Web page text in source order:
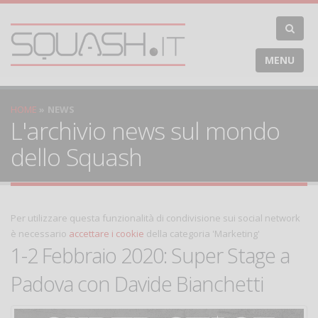
MENU
HOME NEWS
L'archivio news sul mondo
dello Squash
Per utilizzare questa funzionalità di condivisione sui social network
è necessario accettare i cookie della categoria 'Marketing'
1-2 Febbraio 2020: Super Stage a
Padova con Davide Bianchetti